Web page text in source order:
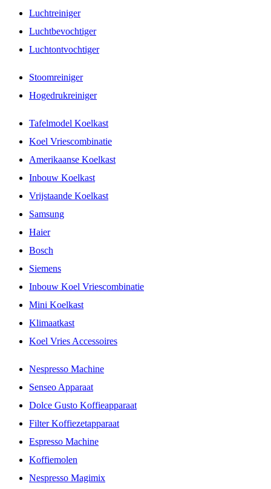
Luchtreiniger
Luchtbevochtiger
Luchtontvochtiger
Stoomreiniger
Hogedrukreiniger
Tafelmodel Koelkast
Koel Vriescombinatie
Amerikaanse Koelkast
Inbouw Koelkast
Vrijstaande Koelkast
Samsung
Haier
Bosch
Siemens
Inbouw Koel Vriescombinatie
Mini Koelkast
Klimaatkast
Koel Vries Accessoires
Nespresso Machine
Senseo Apparaat
Dolce Gusto Koffieapparaat
Filter Koffiezetapparaat
Espresso Machine
Koffiemolen
Nespresso Magimix